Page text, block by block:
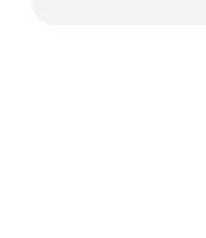
如何为视频选
是 iMovie 的
会明白我们在